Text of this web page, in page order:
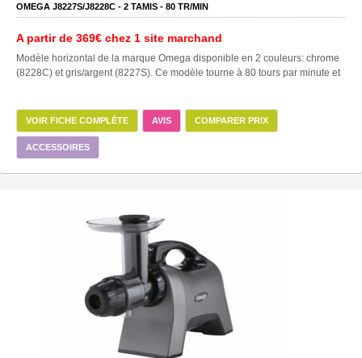
OMEGA J8227S/J8228C - 2 TAMIS - 80 TR/MIN
A partir de 369€ chez 1 site marchand
Modèle horizontal de la marque Omega disponible en 2 couleurs: chrome
(8228C) et gris/argent (8227S). Ce modèle tourne à 80 tours par minute et
VOIR FICHE COMPLÈTE AVIS COMPARER PRIX
ACCESSOIRES